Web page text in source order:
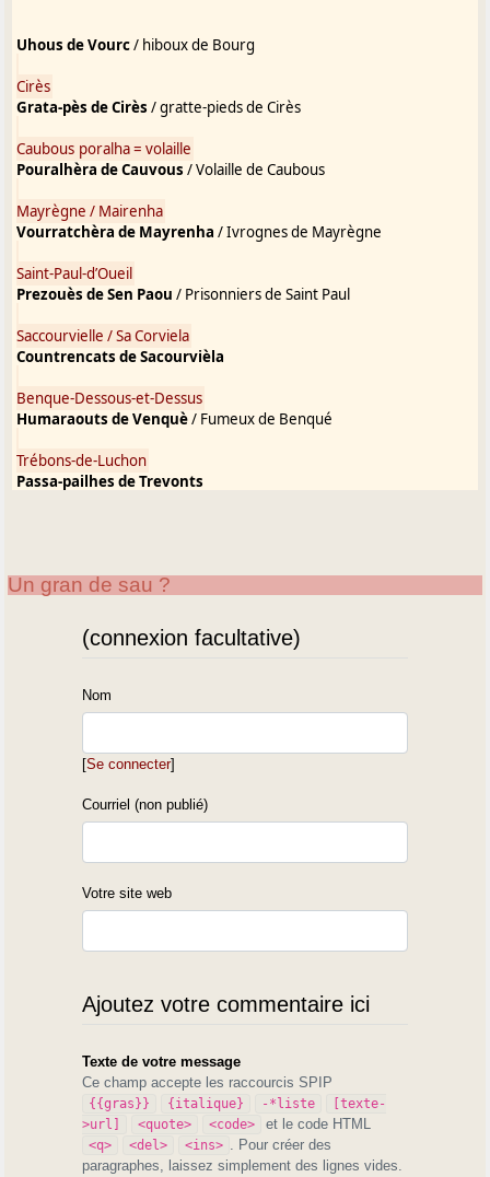
Uhous de Vourc/ hiboux de Bourg
Cirès
Grata-pès de Cirès / gratte-pieds de Cirès
Caubous poralha = volaille
Pouralhèra de Cauvous / Volaille de Caubous
Mayrègne / Mairenha
Vourratchèra de Mayrenha / Ivrognes de Mayrègne
Saint-Paul-d’Oueil
Prezouès de Sen Paou / Prisonniers de Saint Paul
Saccourvielle / Sa Corviela
Countrencats de Sacourvièla
Benque-Dessous-et-Dessus
Humaraouts de Venquè/ Fumeux de Benqué
Trébons-de-Luchon
Passa-pailhes de Trevonts
Saint-Aventin
Cazeaux-de-Larboust
Castillon-de-Larboust / Castilhon der Arbost
Tringoulès de Castilhoun
Courvelhès de Vernet
Saint Tritous
Vrava gent de Sen Tritous
Gouaux-de-Larboust vop = renard
Voupatès de Gouaoux
Un gran de sau ?
(connexion facultative)
Nom
[Se connecter]
Courriel (non publié)
Votre site web
Ajoutez votre commentaire ici
Texte de votre message
Ce champ accepte les raccourcis SPIP
{{gras}} {italique} -*liste
[texte-
>url]
<quote> <code> et le code HTML
<q> <del> <ins>
. Pour créer des
paragraphes, laissez simplement des lignes vides.